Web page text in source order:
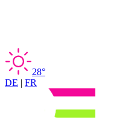
28°
DE | FR